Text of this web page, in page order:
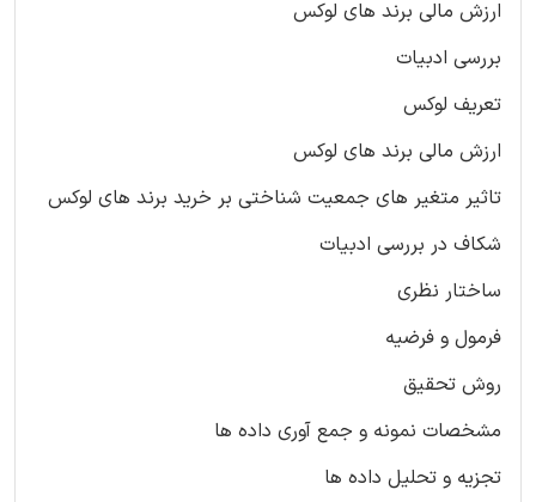
ارزش مالی برند های لوکس
بررسی ادبیات
تعریف لوکس
ارزش مالی برند های لوکس
تاثیر متغیر های جمعیت شناختی بر خرید برند های لوکس
شکاف در بررسی ادبیات
ساختار نظری
فرمول و فرضیه
روش تحقیق
مشخصات نمونه و جمع آوری داده ها
تجزیه و تحلیل داده ها